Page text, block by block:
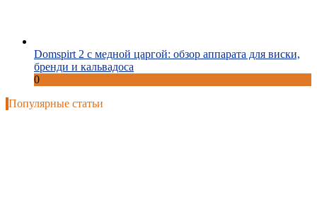
Domspirt 2 с медной царгой: обзор аппарата для виски,
бренди и кальвадоса
0
Популярные статьи